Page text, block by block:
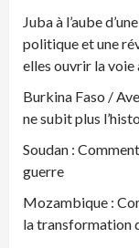
Juba à l’aube
politique et une
elles ouvrir la voie
Burkina Faso /
ne subit plus
Soudan :
guerre
Mozambique :
la transformation